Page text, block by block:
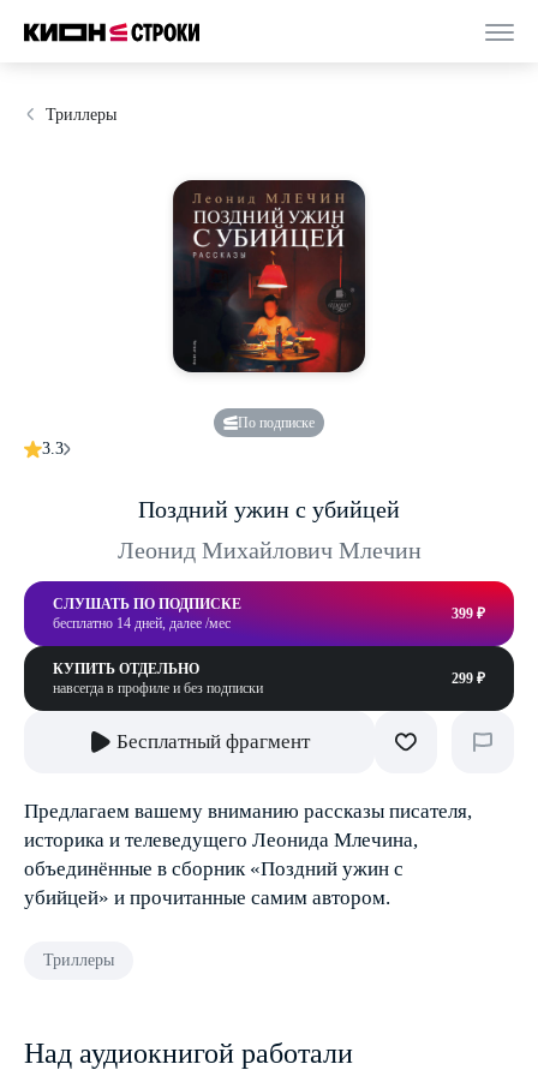
Триллеры
По подписке
3.3
Поздний ужин с убийцей
Леонид Михайлович Млечин
СЛУШАТЬ ПО ПОДПИСКЕ
бесплатно 14 дней, далее /мес
399 ₽
КУПИТЬ ОТДЕЛЬНО
навсегда в профиле и без подписки
299 ₽
Бесплатный фрагмент
Предлагаем вашему вниманию рассказы писателя,
историка и телеведущего Леонида Млечина,
объединённые в сборник «Поздний ужин с
убийцей» и прочитанные самим автором.
Триллеры
Над аудиокнигой работали